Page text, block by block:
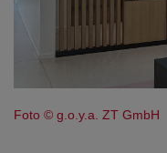
Foto © g.o.y.a. ZT GmbH